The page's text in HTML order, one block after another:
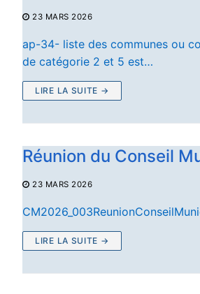
23 MARS 2026
ap-34- liste des communes ou
de catégorie 2 et 5 est…
LIRE LA SUITE →
Réunion du Conseil
23 MARS 2026
LIRE LA SUITE →